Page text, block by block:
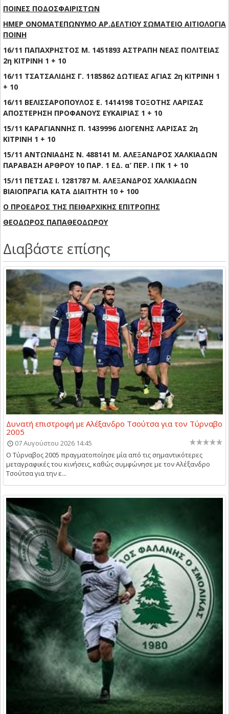
ΠΟΙΝΕΣ ΠΟΔΟΣΦΑΙΡΙΣΤΩΝ
ΗΜΕΡ ΟΝΟΜΑΤΕΠΩΝΥΜΟ ΑΡ.ΔΕΛΤΙΟΥ ΣΩΜΑΤΕΙΟ ΑΙΤΙΟΛΟΓΙΑ
ΠΟΙΝΗ
16/11 ΠΑΠΑΧΡΗΣΤΟΣ Μ. 1451893 ΑΣΤΡΑΠΗ ΝΕΑΣ ΠΟΛΙΤΕΙΑΣ
2η ΚΙΤΡΙΝΗ 1 + 10
16/11 ΤΣΑΤΣΑΛΙΔΗΣ Γ. 1185862 ΔΩΤΙΕΑΣ ΑΓΙΑΣ 2η ΚΙΤΡΙΝΗ 1
+ 10
16/11 ΒΕΛΙΣΣΑΡΟΠΟΥΛΟΣ Ε. 1414198 ΤΟΞΟΤΗΣ ΛΑΡΙΣΑΣ
ΑΠΟΣΤΕΡΗΣΗ ΠΡΟΦΑΝΟΥΣ ΕΥΚΑΙΡΙΑΣ 1 + 10
15/11 ΚΑΡΑΓΙΑΝΝΗΣ Π. 1439996 ΔΙΟΓΕΝΗΣ ΛΑΡΙΣΑΣ 2η
ΚΙΤΡΙΝΗ 1 + 10
15/11 ΑΝΤΩΝΙΑΔΗΣ Ν. 488141 Μ. ΑΛΕΞΑΝΔΡΟΣ ΧΑΛΚΙΑΔΩΝ
ΠΑΡΑΒΑΣΗ ΑΡΘΡΟΥ 10 ΠΑΡ. 1 ΕΔ. α’ ΠΕΡ. Ι ΠΚ 1 + 10
15/11 ΠΕΤΣΑΣ Ι. 1281787 Μ. ΑΛΕΞΑΝΔΡΟΣ ΧΑΛΚΙΑΔΩΝ
ΒΙΑΙΟΠΡΑΓΙΑ ΚΑΤΑ ΔΙΑΙΤΗΤΗ 10 + 100
Ο ΠΡΟΕΔΡΟΣ ΤΗΣ ΠΕΙΘΑΡΧΙΚΗΣ ΕΠΙΤΡΟΠΗΣ
ΘΕΟΔΩΡΟΣ ΠΑΠΑΘΕΟΔΩΡΟΥ
Διαβάστε επίσης
Δυνατή επιστροφή με Αλέξανδρο Τσούτσα για τον Τύρναβο
2005
07 Αυγούστου 2026 14:45
Ο Τύρναβος 2005 πραγματοποίησε μία από τις σημαντικότερες
μεταγραφικές του κινήσεις, καθώς συμφώνησε με τον Αλέξανδρο
Τσούτσα για την ε...